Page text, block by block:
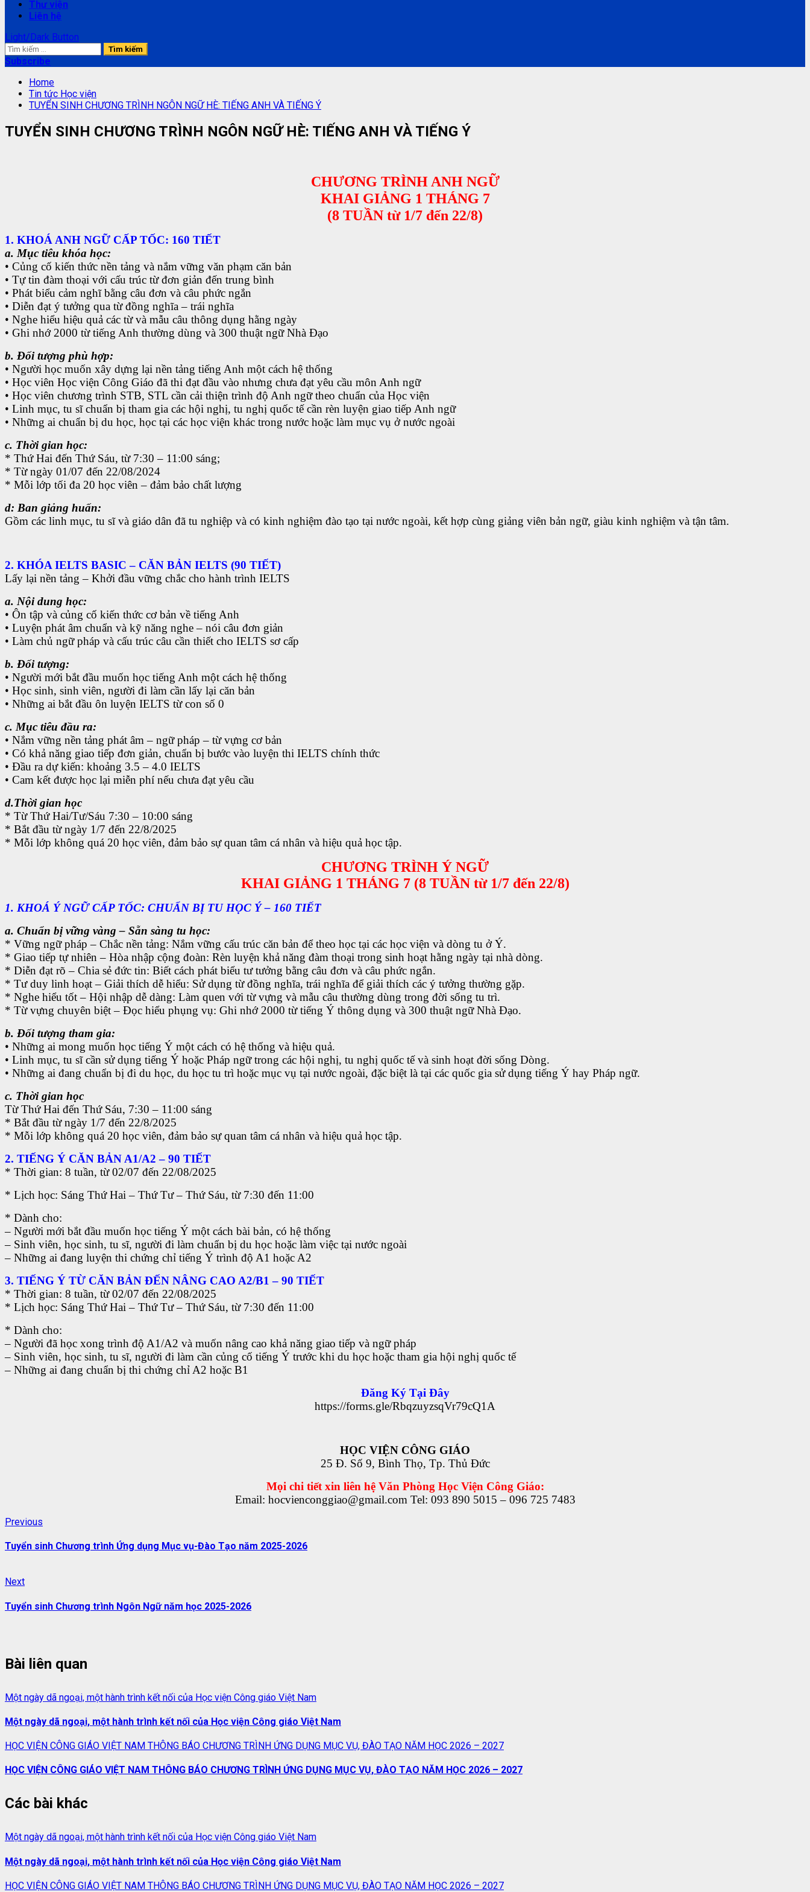
Thư viện
Liên hệ
Light/Dark Button
Tìm
kiếm
cho:
Subscribe
Home
Tin tức Học viện
TUYỂN SINH CHƯƠNG TRÌNH NGÔN NGỮ HÈ: TIẾNG ANH VÀ TIẾNG Ý
TUYỂN SINH CHƯƠNG TRÌNH NGÔN NGỮ HÈ: TIẾNG ANH VÀ TIẾNG Ý
CHƯƠNG TRÌNH ANH NGỮ
KHAI GIẢNG 1 THÁNG 7
(8 TUẦN từ 1/7 đến 22/8)
1. KHOÁ ANH NGỮ CẤP TỐC: 160 TIẾT
a. Mục tiêu khóa học:
• Củng cố kiến thức nền tảng và nắm vững văn phạm căn bản
• Tự tin đàm thoại với cấu trúc từ đơn giản đến trung bình
• Phát biểu cảm nghĩ bằng câu đơn và câu phức ngắn
• Diễn đạt ý tưởng qua từ đồng nghĩa – trái nghĩa
• Nghe hiểu hiệu quả các từ và mẫu câu thông dụng hằng ngày
• Ghi nhớ 2000 từ tiếng Anh thường dùng và 300 thuật ngữ Nhà Đạo
b. Đối tượng phù hợp:
• Người học muốn xây dựng lại nền tảng tiếng Anh một cách hệ thống
• Học viên Học viện Công Giáo đã thi đạt đầu vào nhưng chưa đạt yêu cầu môn Anh ngữ
• Học viên chương trình STB, STL cần cải thiện trình độ Anh ngữ theo chuẩn của Học viện
• Linh mục, tu sĩ chuẩn bị tham gia các hội nghị, tu nghị quốc tế cần rèn luyện giao tiếp Anh ngữ
• Những ai chuẩn bị du học, học tại các học viện khác trong nước hoặc làm mục vụ ở nước ngoài
c. Thời gian học:
* Thứ Hai đến Thứ Sáu, từ 7:30 – 11:00 sáng;
* Từ ngày 01/07 đến 22/08/2024
* Mỗi lớp tối đa 20 học viên – đảm bảo chất lượng
d: Ban giảng huấn:
Gồm các linh mục, tu sĩ và giáo dân đã tu nghiệp và có kinh nghiệm đào tạo tại nước ngoài, kết hợp cùng giảng viên bản ngữ, giàu kinh nghiệm và tận tâm.
2. KHÓA IELTS BASIC – CĂN BẢN IELTS (90 TIẾT)
Lấy lại nền tảng – Khởi đầu vững chắc cho hành trình IELTS
a. Nội dung học:
• Ôn tập và củng cố kiến thức cơ bản về tiếng Anh
• Luyện phát âm chuẩn và kỹ năng nghe – nói câu đơn giản
• Làm chủ ngữ pháp và cấu trúc câu cần thiết cho IELTS sơ cấp
b. Đối tượng:
• Người mới bắt đầu muốn học tiếng Anh một cách hệ thống
• Học sinh, sinh viên, người đi làm cần lấy lại căn bản
• Những ai bắt đầu ôn luyện IELTS từ con số 0
c. Mục tiêu đầu ra:
• Nắm vững nền tảng phát âm – ngữ pháp – từ vựng cơ bản
• Có khả năng giao tiếp đơn giản, chuẩn bị bước vào luyện thi IELTS chính thức
• Đầu ra dự kiến: khoảng 3.5 – 4.0 IELTS
• Cam kết được học lại miễn phí nếu chưa đạt yêu cầu
d.Thời gian học
* Từ Thứ Hai/Tư/Sáu 7:30 – 10:00 sáng
* Bắt đầu từ ngày 1/7 đến 22/8/2025
* Mỗi lớp không quá 20 học viên, đảm bảo sự quan tâm cá nhân và hiệu quả học tập.
CHƯƠNG TRÌNH Ý NGỮ
KHAI GIẢNG 1 THÁNG 7 (8 TUẦN từ 1/7 đến 22/8)
1. KHOÁ Ý NGỮ CẤP TỐC: CHUẨN BỊ TU HỌC Ý – 160 TIẾT
a. Chuẩn bị vững vàng – Sẵn sàng tu học:
* Vững ngữ pháp – Chắc nền tảng: Nắm vững cấu trúc căn bản để theo học tại các học viện và dòng tu ở Ý.
* Giao tiếp tự nhiên – Hòa nhập cộng đoàn: Rèn luyện khả năng đàm thoại trong sinh hoạt hằng ngày tại nhà dòng.
* Diễn đạt rõ – Chia sẻ đức tin: Biết cách phát biểu tư tưởng bằng câu đơn và câu phức ngắn.
* Tư duy linh hoạt – Giải thích dễ hiểu: Sử dụng từ đồng nghĩa, trái nghĩa để giải thích các ý tưởng thường gặp.
* Nghe hiểu tốt – Hội nhập dễ dàng: Làm quen với từ vựng và mẫu câu thường dùng trong đời sống tu trì.
* Từ vựng chuyên biệt – Đọc hiểu phụng vụ: Ghi nhớ 2000 từ tiếng Ý thông dụng và 300 thuật ngữ Nhà Đạo.
b. Đối tượng tham gia:
• Những ai mong muốn học tiếng Ý một cách có hệ thống và hiệu quả.
• Linh mục, tu sĩ cần sử dụng tiếng Ý hoặc Pháp ngữ trong các hội nghị, tu nghị quốc tế và sinh hoạt đời sống Dòng.
• Những ai đang chuẩn bị đi du học, du học tu trì hoặc mục vụ tại nước ngoài, đặc biệt là tại các quốc gia sử dụng tiếng Ý hay Pháp ngữ.
c. Thời gian học
Từ Thứ Hai đến Thứ Sáu, 7:30 – 11:00 sáng
* Bắt đầu từ ngày 1/7 đến 22/8/2025
* Mỗi lớp không quá 20 học viên, đảm bảo sự quan tâm cá nhân và hiệu quả học tập.
2. TIẾNG Ý CĂN BẢN A1/A2 – 90 TIẾT
* Thời gian: 8 tuần, từ 02/07 đến 22/08/2025
* Lịch học: Sáng Thứ Hai – Thứ Tư – Thứ Sáu, từ 7:30 đến 11:00
* Dành cho:
– Người mới bắt đầu muốn học tiếng Ý một cách bài bản, có hệ thống
– Sinh viên, học sinh, tu sĩ, người đi làm chuẩn bị du học hoặc làm việc tại nước ngoài
– Những ai đang luyện thi chứng chỉ tiếng Ý trình độ A1 hoặc A2
3. TIẾNG Ý TỪ CĂN BẢN ĐẾN NÂNG CAO A2/B1 – 90 TIẾT
* Thời gian: 8 tuần, từ 02/07 đến 22/08/2025
* Lịch học: Sáng Thứ Hai – Thứ Tư – Thứ Sáu, từ 7:30 đến 11:00
* Dành cho:
– Người đã học xong trình độ A1/A2 và muốn nâng cao khả năng giao tiếp và ngữ pháp
– Sinh viên, học sinh, tu sĩ, người đi làm cần củng cố tiếng Ý trước khi du học hoặc tham gia hội nghị quốc tế
– Những ai đang chuẩn bị thi chứng chỉ A2 hoặc B1
Đăng Ký Tại Đây
https://forms.gle/RbqzuyzsqVr79cQ1A
HỌC VIỆN CÔNG GIÁO
25 Đ. Số 9, Bình Thọ, Tp. Thủ Đức
Mọi chi tiết xin liên hệ Văn Phòng Học Viện Công Giáo:
Email: hocvienconggiao@gmail.com Tel: 093 890 5015 – 096 725 7483
Continue
Reading
Previous
Tuyển sinh Chương trình Ứng dụng Mục vụ-Đào Tạo năm 2025-2026
NextNext
Tuyển sinh Chương trình Ngôn Ngữ năm học 2025-2026
Bài liên quan
Một ngày dã ngoại, một hành trình kết nối của Học viện Công giáo Việt Nam
Một ngày dã ngoại, một hành trình kết nối của Học viện Công giáo Việt Nam
HỌC VIỆN CÔNG GIÁO VIỆT NAM THÔNG BÁO CHƯƠNG TRÌNH ỨNG DỤNG MỤC VỤ, ĐÀO TẠO NĂM HỌC 2026 – 2027
HỌC VIỆN CÔNG GIÁO VIỆT NAM THÔNG BÁO CHƯƠNG TRÌNH ỨNG DỤNG MỤC VỤ, ĐÀO TẠO NĂM HỌC 2026 – 2027
Các bài khác
Một ngày dã ngoại, một hành trình kết nối của Học viện Công giáo Việt Nam
Một ngày dã ngoại, một hành trình kết nối của Học viện Công giáo Việt Nam
HỌC VIỆN CÔNG GIÁO VIỆT NAM THÔNG BÁO CHƯƠNG TRÌNH ỨNG DỤNG MỤC VỤ, ĐÀO TẠO NĂM HỌC 2026 – 2027